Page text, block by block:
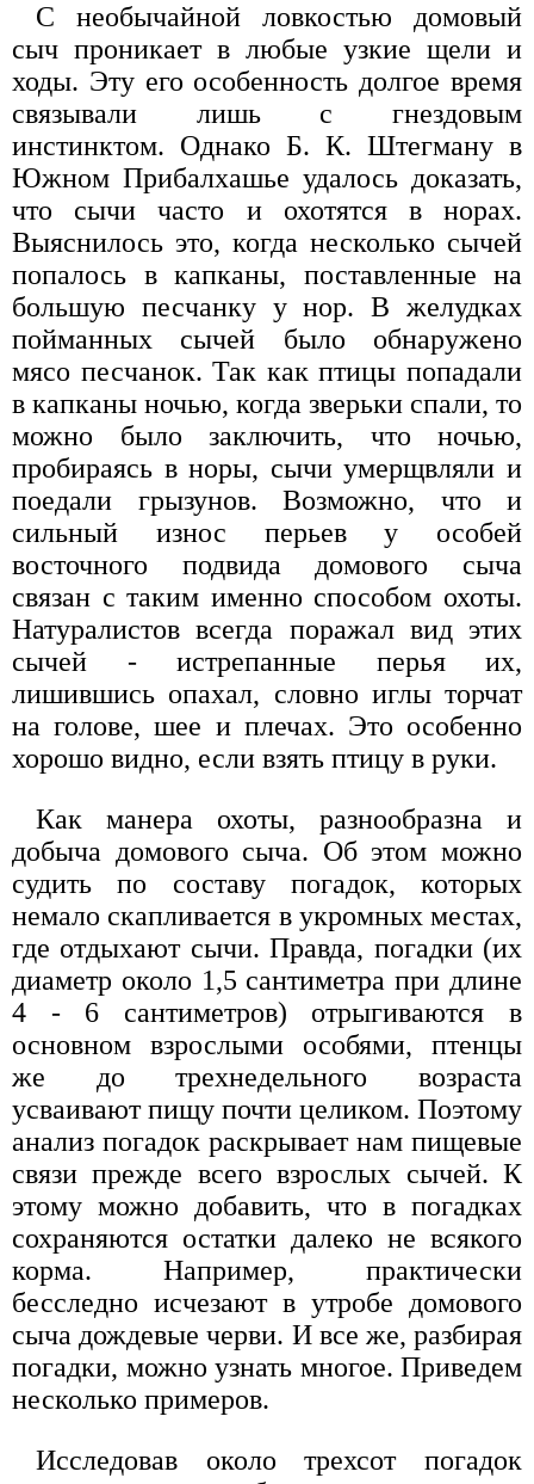
С необычайной ловкостью домовый
сыч проникает в любые узкие щели и
ходы. Эту его особенность долгое время
связывали лишь с гнездовым
инстинктом. Однако Б. К. Штегману в
Южном Прибалхашье удалось доказать,
что сычи часто и охотятся в норах.
Выяснилось это, когда несколько сычей
попалось в капканы, поставленные на
большую песчанку у нор. В желудках
пойманных сычей было обнаружено
мясо песчанок. Так как птицы попадали
в капканы ночью, когда зверьки спали, то
можно было заключить, что ночью,
пробираясь в норы, сычи умерщвляли и
поедали грызунов. Возможно, что и
сильный износ перьев у особей
восточного подвида домового сыча
связан с таким именно способом охоты.
Натуралистов всегда поражал вид этих
сычей - истрепанные перья их,
лишившись опахал, словно иглы торчат
на голове, шее и плечах. Это особенно
хорошо видно, если взять птицу в руки.
Как манера охоты, разнообразна и
добыча домового сыча. Об этом можно
судить по составу погадок, которых
немало скапливается в укромных местах,
где отдыхают сычи. Правда, погадки (их
диаметр около 1,5 сантиметра при длине
4 - 6 сантиметров) отрыгиваются в
основном взрослыми особями, птенцы
же до трехнедельного возраста
усваивают пищу почти целиком. Поэтому
анализ погадок раскрывает нам пищевые
связи прежде всего взрослых сычей. К
этому можно добавить, что в погадках
сохраняются остатки далеко не всякого
корма. Например, практически
бесследно исчезают в утробе домового
сыча дождевые черви. И все же, разбирая
погадки, можно узнать многое. Приведем
несколько примеров.
Исследовав около трехсот погадок